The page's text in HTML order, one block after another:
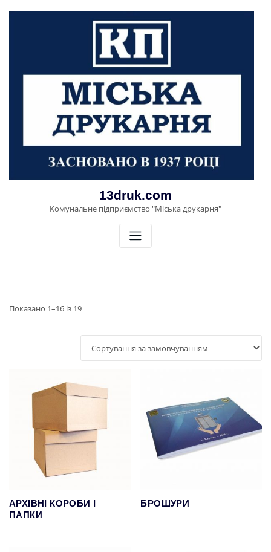
13druk.com
Комунальне підприємство "Міська друкарня"
Показано 1–16 із 19
АРХІВНІ КОРОБИ І
ПАПКИ
БРОШУРИ